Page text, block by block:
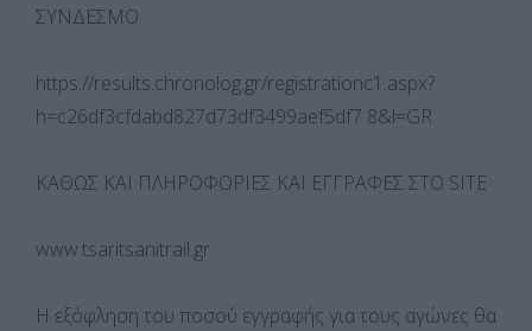
ΣΥΝΔΕΣΜΟ
https://results.chronolog.gr/registrationc1.aspx?
h=c26df3cfdabd827d73df3499aef5df7 8&l=GR
ΚΑΘΩΣ ΚΑΙ ΠΛΗΡΟΦΟΡΙΕΣ ΚΑΙ ΕΓΓΡΑΦΕΣ ΣΤΟ SITE
www.tsaritsanitrail.gr
Η εξόφληση του ποσού εγγραφής για τους αγώνες θα